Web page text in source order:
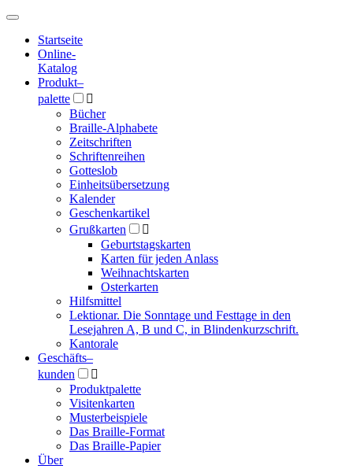
Hauptmenü
Hauptmenü
Startseite
Online-
Katalog
Produkt–
palette

Bücher
Braille-Alphabete
Zeitschriften
Schriftenreihen
Gotteslob
Einheitsübersetzung
Kalender
Geschenkartikel
Grußkarten

Geburtstagskarten
Karten für jeden Anlass
Weihnachtskarten
Osterkarten
Hilfsmittel
Lektionar. Die Sonntage und Festtage in den
Lesejahren A, B und C, in Blindenkurzschrift.
Kantorale
Geschäfts­–
kunden

Produktpalette
Visitenkarten
Musterbeispiele
Das Braille-Format
Das Braille-Papier
Über